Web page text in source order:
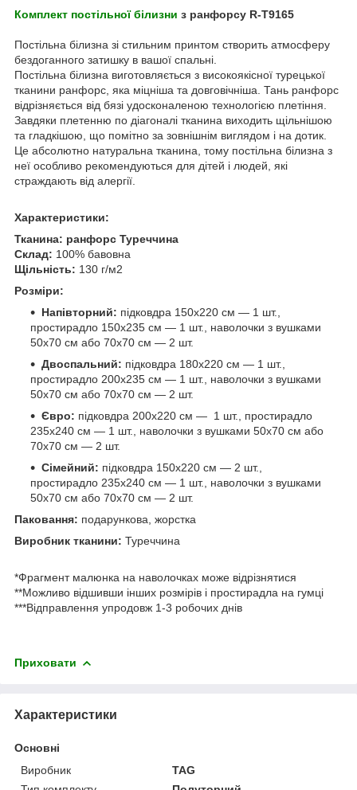
Комплект постільної білизни з ранфорсу R-T9165
Постільна білизна зі стильним принтом створить атмосферу
бездоганного затишку в вашої спальні.
Постільна білизна виготовляється з високоякісної турецької
тканини ранфорс, яка міцніша та довговічніша. Тань ранфорс
відрізняється від бязі удосконаленою технологією плетіння.
Завдяки плетенню по діагоналі тканина виходить щільнішою
та гладкішою, що помітно за зовнішнім виглядом і на дотик.
Це абсолютно натуральна тканина, тому постільна білизна з
неї особливо рекомендуються для дітей і людей, які
страждають від алергії.
Характеристики:
Тканина: ранфорс Туреччина
Склад: 100% бавовна
Щільність: 130 г/м2
Розміри:
Напівторний: підковдра 150х220 см — 1 шт.,
простирадло 150х235 см — 1 шт., наволочки з вушками
50х70 см або 70х70 см — 2 шт.
Двоспальний: підковдра 180х220 см — 1 шт.,
простирадло 200х235 см — 1 шт., наволочки з вушками
50х70 см або 70х70 см — 2 шт.
Євро: підковдра 200х220 см — 1 шт., простирадло
235х240 см — 1 шт., наволочки з вушками 50х70 см або
70х70 см — 2 шт.
Сімейний: підковдра 150х220 см — 2 шт.,
простирадло 235х240 см — 1 шт., наволочки з вушками
50х70 см або 70х70 см — 2 шт.
Паковання: подарункова, жорстка
Виробник тканини: Туреччина
*Фрагмент малюнка на наволочках може відрізнятися
**Можливо відшивши інших розмірів і простирадла на гумці
***Відправлення упродовж 1-3 робочих днів
Приховати
Характеристики
Основні
Виробник
TAG